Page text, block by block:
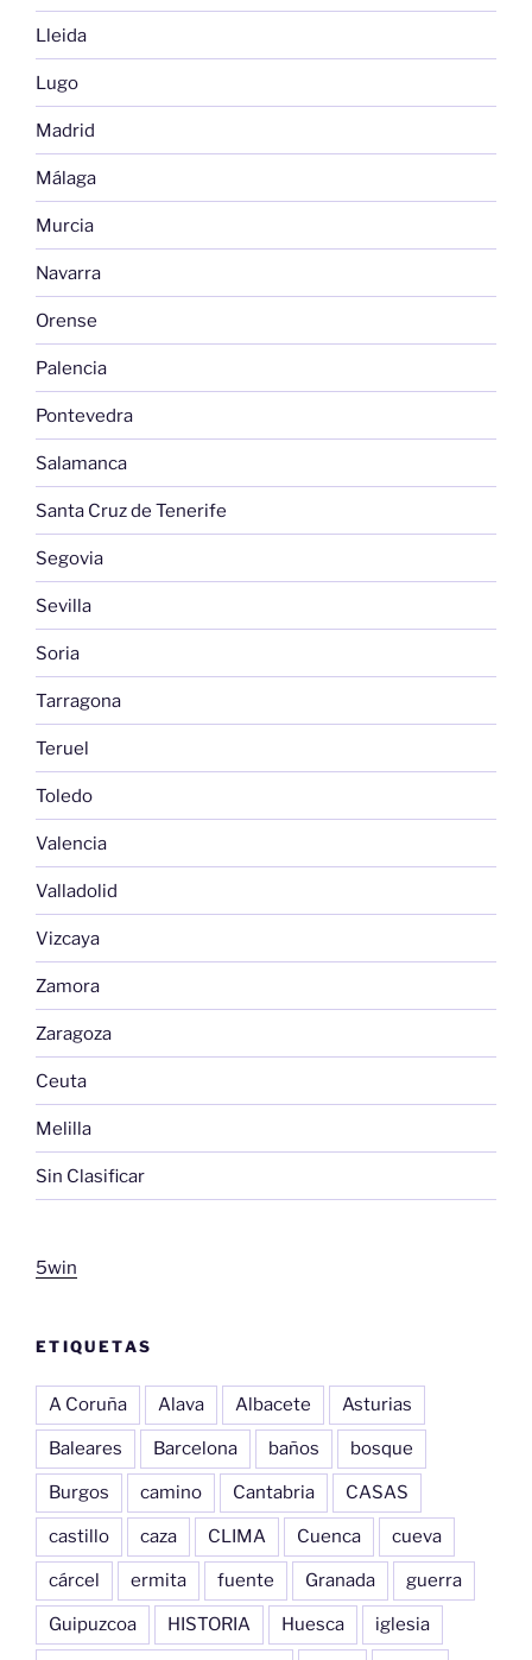
Lleida
Lugo
Madrid
Málaga
Murcia
Navarra
Orense
Palencia
Pontevedra
Salamanca
Santa Cruz de Tenerife
Segovia
Sevilla
Soria
Tarragona
Teruel
Toledo
Valencia
Valladolid
Vizcaya
Zamora
Zaragoza
Ceuta
Melilla
Sin Clasificar
5win
ETIQUETAS
A Coruña Alava Albacete Asturias
Baleares Barcelona baños bosque
Burgos camino Cantabria CASAS
castillo caza CLIMA Cuenca cueva
cárcel ermita fuente Granada guerra
Guipuzcoa HISTORIA Huesca iglesia